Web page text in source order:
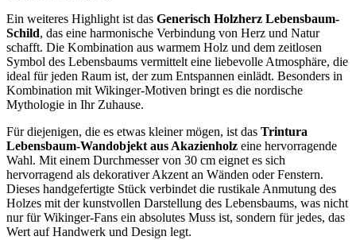
Ein weiteres Highlight ist das Generisch Holzherz Lebensbaum-
Schild, das eine harmonische Verbindung von Herz und Natur
schafft. Die Kombination aus warmem Holz und dem zeitlosen
Symbol des Lebensbaums vermittelt eine liebevolle Atmosphäre, die
ideal für jeden Raum ist, der zum Entspannen einlädt. Besonders in
Kombination mit Wikinger-Motiven bringt es die nordische
Mythologie in Ihr Zuhause.
Für diejenigen, die es etwas kleiner mögen, ist das Trintura
Lebensbaum-Wandobjekt aus Akazienholz eine hervorragende
Wahl. Mit einem Durchmesser von 30 cm eignet es sich
hervorragend als dekorativer Akzent an Wänden oder Fenstern.
Dieses handgefertigte Stück verbindet die rustikale Anmutung des
Holzes mit der kunstvollen Darstellung des Lebensbaums, was nicht
nur für Wikinger-Fans ein absolutes Muss ist, sondern für jedes, das
Wert auf Handwerk und Design legt.